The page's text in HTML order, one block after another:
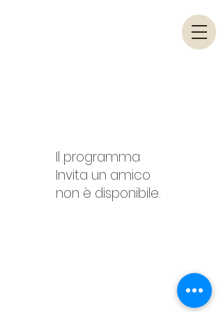
Il programma
Invita un amico
non è disponibile.